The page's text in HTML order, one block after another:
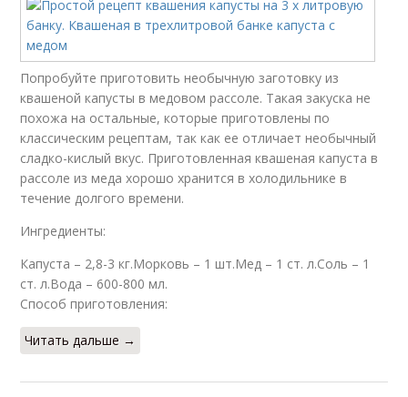
Капусты на зиму
Капуста в домашних
условиях
Капуста с рассолом Капусты без соли
Капуста без соли Сочная капуста
Попробуйте приготовить необычную заготовку из
квашеной капусты в медовом рассоле. Такая закуска не
похожа на остальные, которые приготовлены по
классическим рецептам, так как ее отличает необычный
сладко-кислый вкус. Приготовленная квашеная капуста в
рассоле из меда хорошо хранится в холодильнике в
течение долгого времени.
Ингредиенты:
Капуста – 2,8-3 кг.Морковь – 1 шт.Мед – 1 ст. л.Соль – 1
ст. л.Вода – 600-800 мл.
Способ приготовления:
Читать дальше →